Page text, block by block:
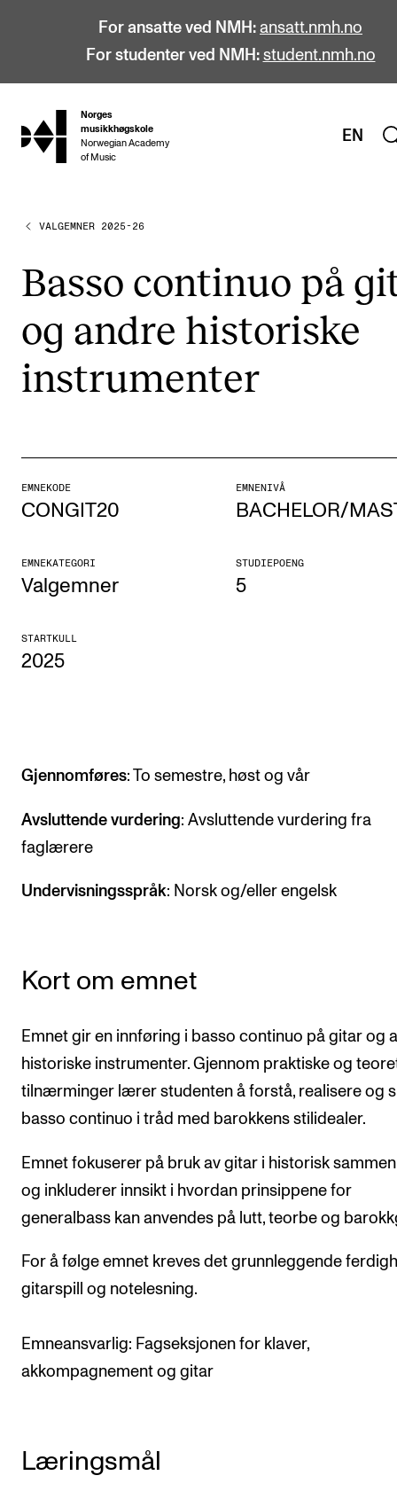
For ansatte ved NMH: ansatt.nmh.no
For studenter ved NMH: student.nmh.no
hjem
Norges
musikkhøgskole
Norwegian Academy
of Music
EN
STUDIER
Bachelor
Master
Årsstudium og videreutdanning
Talentutvikling
STUDENTLIV
Biblioteket
Salane våre
CERM
Publikasjoner
Internasjonal strategi
Samarbeidsprosjekter
Nettverk
IN.TUNE
AKTUELT
Arrangementer og konserter
Ledige stillinger
INFO
Om Norges musikkhøgskole
For ansatte og studenter
VALGEMNER 2025-26
Bas­so con­ti­nuo på
og and­re his­to­ris­ke
instru­men­ter
EMNEKODE
CONGIT20
EMNENIVÅ
BACHELOR/
EMNEKATEGORI
Valgemner
STUDIEPOENG
5
STARTKULL
2025
Gjennomføres: To semestre, høst og vår
Avsluttende vurdering: Avsluttende vurdering fra
faglærere
Undervisningsspråk: Norsk og/eller engelsk
Kort om emnet
Emnet gir en innføring i basso continuo på gitar og
historiske instrumenter. Gjennom praktiske og
tilnærminger lærer studenten å forstå, realisere og
basso continuo i tråd med barokkens stilidealer.
Emnet fokuserer på bruk av gitar i historisk
og inkluderer innsikt i hvordan prinsippene for
generalbass kan anvendes på lutt, teorbe og
For å følge emnet kreves det grunnleggende
gitarspill og notelesning.
Emneansvarlig: Fagseksjonen for klaver,
akkompagnement og gitar
Læringsmål